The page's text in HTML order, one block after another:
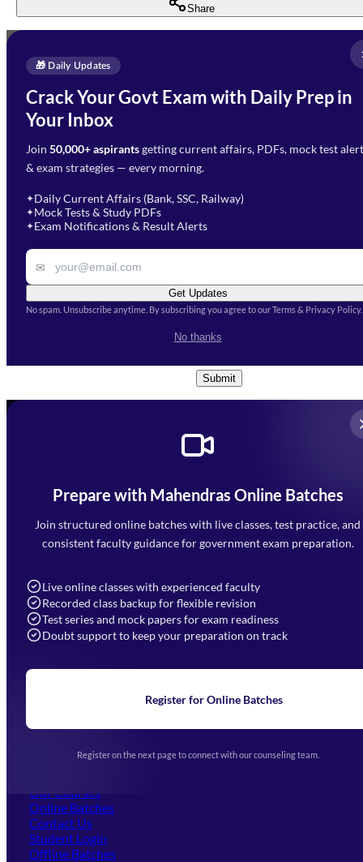
Share
🎁 Daily Updates
Crack Your Govt Exam with Daily Prep in
Your Inbox
Join 50,000+ aspirantsgetting current affairs, PDFs, mock test
& exam strategies — every morning.
✦Daily Current Affairs (Bank, SSC, Railway)
✦Mock Tests & Study PDFs
✦Exam Notifications & Result Alerts
✉
Get Updates
No spam. Unsubscribe anytime. By subscribing you agree to our Terms & Privacy Policy.
No thanks
Enquire Now
Need Help with Your
Preparation?
Fill out the form and our team
will get in touch with you
Select Branch*
Select Course
Remark
Conditions
Submit
Prepare with Mahendras Online Batches
Join structured online batches with live classes, test practice, and
consistent faculty guidance for government exam preparation.
Live online classes with experienced faculty
Recorded class backup for flexible revision
Test series and mock papers for exam readiness
Doubt support to keep your preparation on track
Register for Online Batches
Register on the next page to connect with our counseling team.
Mahendra Arcade, CP-9, Vijayant Khand, Gomti Nagar,
Faizabad Road, Lucknow - 226010
7052477777
Navigation
Home
Blogs
Upcoming Exams
(opens in new tab)
Our Courses
Online Batches
Contact Us
Student Login
Offline Batches